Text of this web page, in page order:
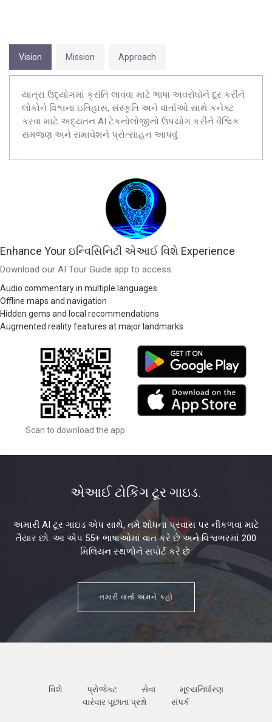
Vision Mission Approach
યાત્રા ઉદ્યોગમાં ક્રાંતિ લાવવા માટે ભાષા અવરોધોને દૂર કરીને
લોકોને વિશ્વના ઇતિહાસ, સંસ્કૃતિ અને વાર્તાઓ સાથે કનેક્ટ
કરવા માટે અદ્યતન AI ટેકનોલોજીનો ઉપયોગ કરીને વૈશ્વિક
સમજણ અને સમાવેશને પ્રોત્સાહન આપવું.
Enhance Your ઇન્વિસિનિટી એઆઈ વિશે Experience
Download our AI Tour Guide app to access:
Audio commentary in multiple languages
Offline maps and navigation
Hidden gems and local recommendations
Augmented reality features at major landmarks
Scan to download the app
એઆઈ ટોકિંગ ટૂર ગાઇડ.
અમારી AI ટૂર ગાઇડ એપ સાથે, તમે શોધના પ્રવાસ પર નીકળવા માટે
તૈયાર છો. આ એપ 55+ ભાષાઓમાં વાત કરે છે અને વિશ્વભરમાં 200
મિલિયન સ્થળોને સપોર્ટ કરે છે.
તમારી વાર્તા અમને કહો
વિશે પ્રોજેક્ટ સેવા
મૂલ્યનિર્ધારણ
વારંવાર પૂછાતા પ્રશ્નો
સંપર્ક